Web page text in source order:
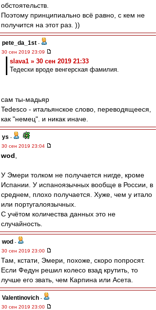
обстоятельств.
Поэтому принципиально всё равно, с кем не
получится на этот раз. ))
pete_da_1st -
30 сен 2019 23:09
slava1 » 30 сен 2019 21:33
Тедески вроде венгерская фамилия.
сам ты-мадьяр
Tedesco - итальянское слово, переводящееся,
как "немец". и никак иначе.
ys -
30 сен 2019 23:04
wod
У Эмери толком не получается нигде, кроме
Испании. У испаноязычных вообще в России, в
среднем, плохо получается. Хуже, чем у итало
или португалоязычных.
С учётом количества данных это не
случайность.
wod -
30 сен 2019 23:00
Там, кстати, Эмери, похоже, скоро попросят.
Если Федун решил колесо взад крутить, то
лучше его звать, чем Карпина или Асета.
Valentinovich -
30 сен 2019 23:00